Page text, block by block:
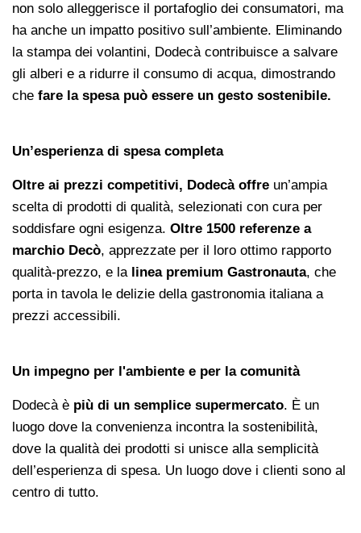
non solo alleggerisce il portafoglio dei consumatori, ma
ha anche un impatto positivo sull’ambiente. Eliminando
la stampa dei volantini, Dodecà contribuisce a salvare
gli alberi e a ridurre il consumo di acqua, dimostrando
che fare la spesa può essere un gesto sostenibile.
Un’esperienza di spesa completa
Oltre ai prezzi competitivi, Dodecà offre un’ampia
scelta di prodotti di qualità, selezionati con cura per
soddisfare ogni esigenza. Oltre 1500 referenze a
marchio Decò, apprezzate per il loro ottimo rapporto
qualità-prezzo, e la linea premium Gastronauta, che
porta in tavola le delizie della gastronomia italiana a
prezzi accessibili.
Un impegno per l'ambiente e per la comunità
Dodecà è più di un semplice supermercato. È un
luogo dove la convenienza incontra la sostenibilità,
dove la qualità dei prodotti si unisce alla semplicità
dell’esperienza di spesa. Un luogo dove i clienti sono al
centro di tutto.